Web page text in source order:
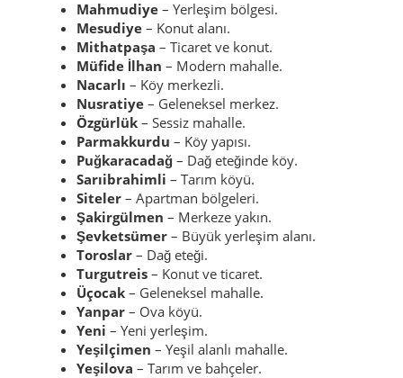
Mahmudiye – Yerleşim bölgesi.
Mesudiye – Konut alanı.
Mithatpaşa – Ticaret ve konut.
Müfide İlhan – Modern mahalle.
Nacarlı – Köy merkezli.
Nusratiye – Geleneksel merkez.
Özgürlük – Sessiz mahalle.
Parmakkurdu – Köy yapısı.
Puğkaracadağ – Dağ eteğinde köy.
Sarıibrahimli – Tarım köyü.
Siteler – Apartman bölgeleri.
Şakirgülmen – Merkeze yakın.
Şevketsümer – Büyük yerleşim alanı.
Toroslar – Dağ eteği.
Turgutreis – Konut ve ticaret.
Üçocak – Geleneksel mahalle.
Yanpar – Ova köyü.
Yeni – Yeni yerleşim.
Yeşilçimen – Yeşil alanlı mahalle.
Yeşilova – Tarım ve bahçeler.